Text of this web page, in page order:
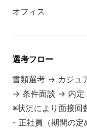
オフィス
選考フロー
書類選考 → カジュ
→ 条件面談 → 内定
※状況により面接回
- 正社員（期間の定